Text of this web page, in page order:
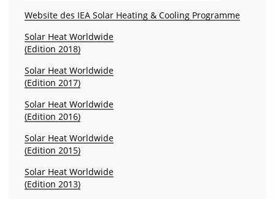
Website des IEA Solar Heating & Cooling Programme
Solar Heat Worldwide
(Edition 2018)
Solar Heat Worldwide
(Edition 2017)
Solar Heat Worldwide
(Edition 2016)
Solar Heat Worldwide
(Edition 2015)
Solar Heat Worldwide
(Edition 2013)